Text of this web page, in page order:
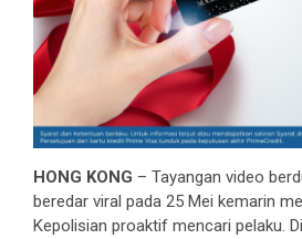
HONG KONG – Tayangan video
beredar viral pada 25 Mei kemarin
Kepolisian proaktif mencari pelaku.